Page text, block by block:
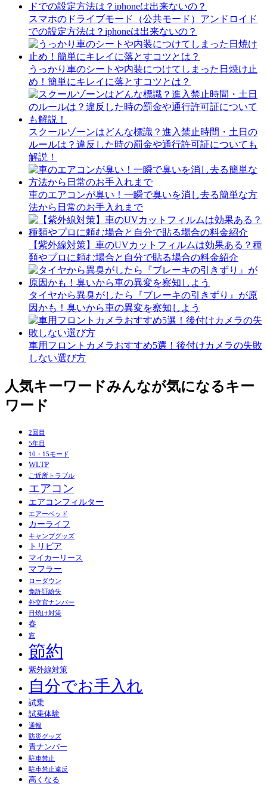
スマホのドライブモード（公共モード）アンドロイド
での設定方法は？iphoneは出来ないの？
うっかり車のシートや内装につけてしまった日焼け止
め！簡単にキレイに落とすコツとは？
スクールゾーンはどんな標識？進入禁止時間・土日の
ルールは？違反した時の罰金や通行許可証についても
解説！
車のエアコンが臭い！一瞬で臭いを消し去る簡単な方
法から日常のお手入れまで
【紫外線対策】車のUVカットフィルムは効果ある？種
類やプロに頼む場合と自分で貼る場合の料金紹介
タイヤから異臭がしたら『ブレーキの引きずり』が原
因かも！臭いから車の異変を察知しよう
車用フロントカメラおすすめ5選！後付けカメラの失敗
しない選び方
人気キーワードみんなが気になるキー
ワード
2回目
5年目
10・15モード
WLTP
ご近所トラブル
エアコン
エアコンフィルター
エアーベッド
カーライフ
キャンプグッズ
トリビア
マイカーリース
マフラー
ローダウン
免許証紛失
外交官ナンバー
日焼け対策
春
窓
節約
紫外線対策
自分でお手入れ
試乗
試乗体験
通報
防災グッズ
青ナンバー
駐車禁止
駐車禁止違反
高くなる